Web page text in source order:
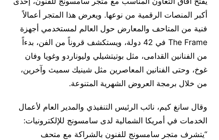
أكبر المنصات الرقمية من نوعها. ويعرض هذا المتجر أعمالاً
فنية من المتاحف والمعارض حول العالم لمستخدمي أجهزة
The Frame في 42 دولة، ويستكشف قروناً من الفن، بدءاً
من الفنانين القدامى، مثل بوتيتشيلي وليوناردو وغويا وفان
غوخ، وحتى الفنانين المعاصرين مثل شينيك سميث وآخرين،
من خلال برمجة العروض الشهرية المتنوعة.
وقال سانغ كيم، نائب الرئيس التنفيذي والمدير العام لأعمال
الخدمات في أمريكا الشمالية لدى سامسونج للإلكترونيات:
“يتشرف متجر سامسونج للفنون بالشراكة مع متحف